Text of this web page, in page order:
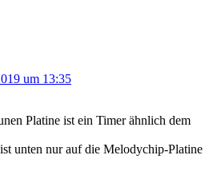
um 13:35
Platine ist ein Timer ähnlich dem
unten nur auf die Melodychip-Platine